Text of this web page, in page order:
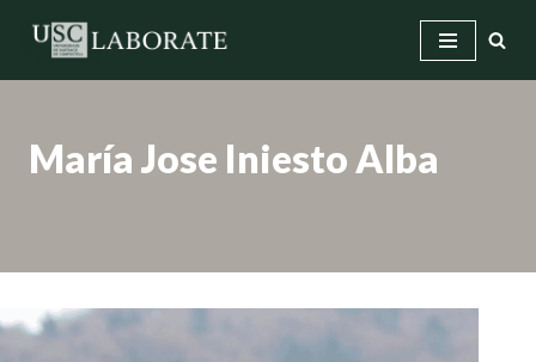
Saltar
María Jose Iniesto Alba